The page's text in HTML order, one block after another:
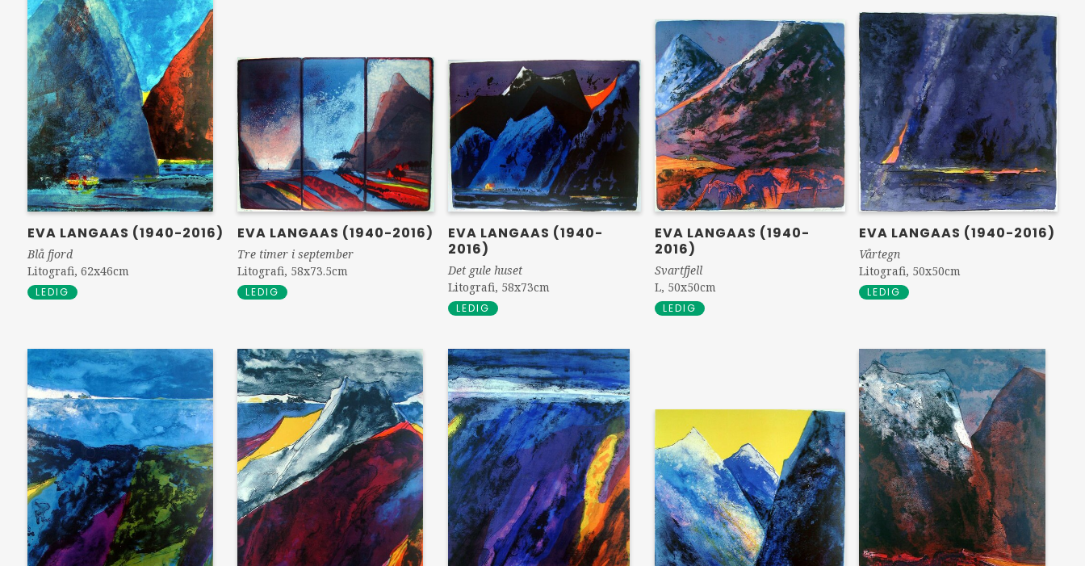
EVA LANGAAS (1940-2016)
Blå fjord
Litografi, 62x46cm
LEDIG
EVA LANGAAS (1940-2016)
Tre timer i september
Litografi, 58x73.5cm
LEDIG
EVA LANGAAS (1940-
2016)
Det gule huset
Litografi, 58x73cm
LEDIG
EVA LANGAAS (1940-
2016)
Svartfjell
L, 50x50cm
LEDIG
EVA LANGAAS (1940-2016)
Vårtegn
Litografi, 50x50cm
LEDIG